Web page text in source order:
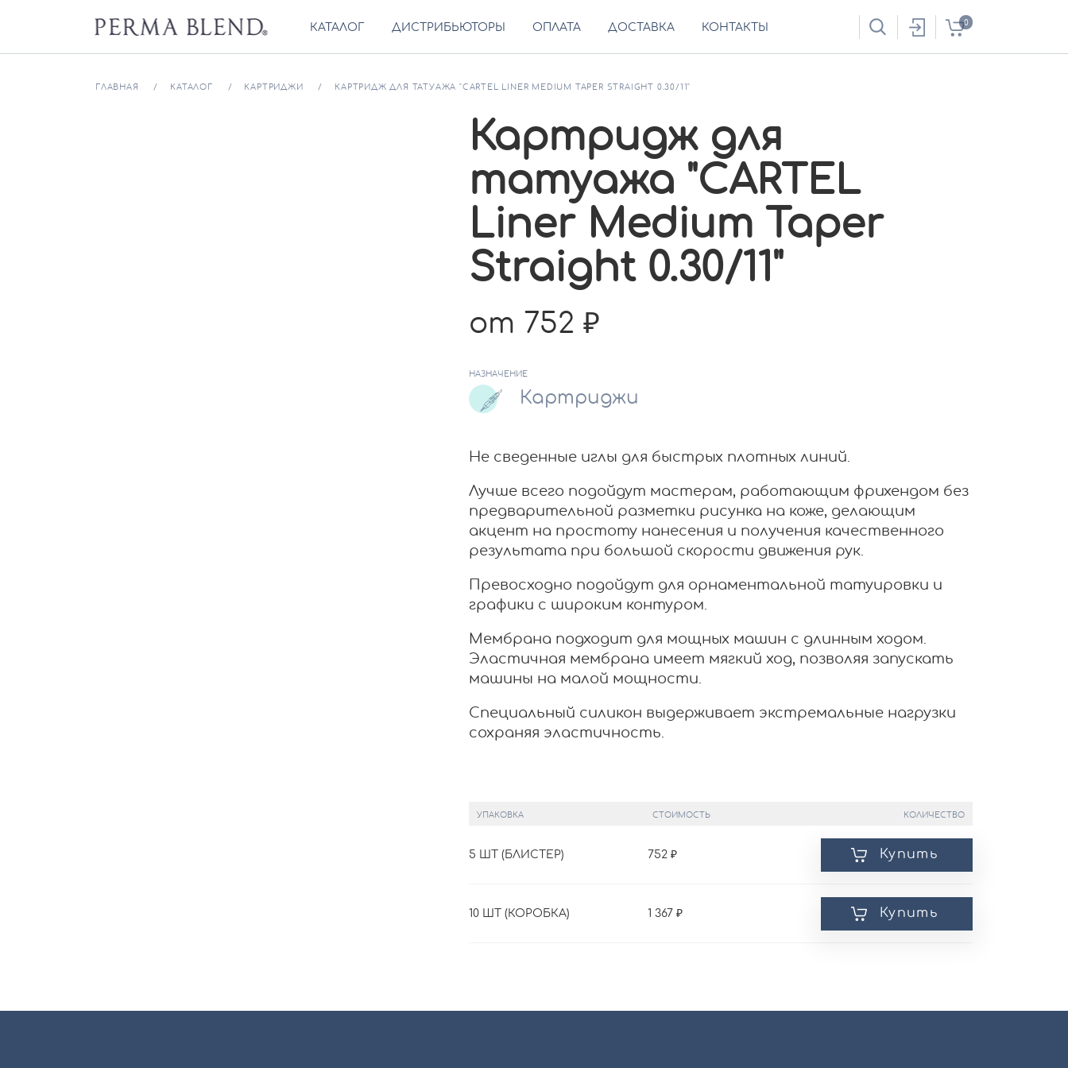
КАТАЛОГ ДИСТРИБЬЮТОРЫ ОПЛАТА ДОСТАВКА КОНТАКТЫ 0
ГЛАВНАЯ КАТАЛОГ КАРТРИДЖИ КАРТРИДЖ ДЛЯ ТАТУАЖА "CARTEL LINER MEDIUM TAPER STRAIGHT 0.30/11"
Картридж для
татуажа "CARTEL
Liner Medium Taper
Straight 0.30/11"
от 752
НАЗНАЧЕНИЕ
Картриджи
Не сведенные иглы для быстрых плотных линий.
Лучше всего подойдут мастерам, работающим фрихендом без
предварительной разметки рисунка на коже, делающим
акцент на простоту нанесения и получения качественного
результата при большой скорости движения рук.
Превосходно подойдут для орнаментальной татуировки и
графики с широким контуром.
Мембрана подходит для мощных машин с длинным ходом.
Эластичная мембрана имеет мягкий ход, позволяя запускать
машины на малой мощности.
Специальный силикон выдерживает экстремальные нагрузки
сохраняя эластичность.
УПАКОВКА СТОИМОСТЬ КОЛИЧЕСТВО
5 ШТ (БЛИСТЕР) 752 Купить
10 ШТ (КОРОБКА) 1 367 Купить